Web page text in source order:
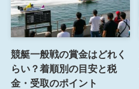
競艇一般戦の賞金はどれく
らい？着順別の目安と税
金・受取のポイント